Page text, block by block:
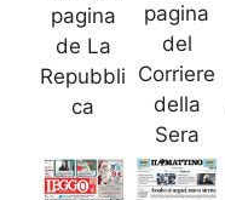
pagina
de La
Repubbli
ca
pagina
del
Corriere
della
Sera